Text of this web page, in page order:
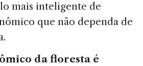
mais inteligente de
que não dependa de
da floresta é